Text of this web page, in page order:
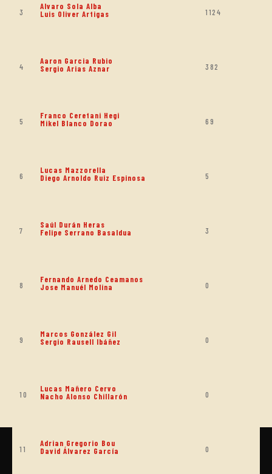
3
Alvaro Sola Alba
Luis Oliver Artigas
1124
4
Aaron Garcia Rubio
Sergio Arias Aznar
382
5
Franco Ceretani Hegi
Mikel Blanco Dorao
69
6
Lucas Mazzorella
Diego Arnoldo Ruiz Espinosa
5
7
Saúl Durán Heras
Felipe Serrano Basaldua
3
8
Fernando Arnedo Ceamanos
Jose Manuél Molina
0
9
Marcos González Gil
Sergio Rausell Ibáñez
0
10
Lucas Mañero Cervo
Nacho Alonso Chillarón
0
11
Adrian Gregorio Bou
David Álvarez García
0